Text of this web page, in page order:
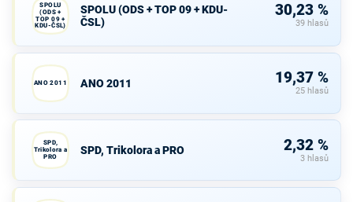
SPOLU
(ODS +
TOP 09 +
KDU-ČSL)
SPOLU (ODS + TOP 09 + KDU-
ČSL)
30,23 %
39 hlasů
ANO 2011 ANO 2011 19,37 %
25 hlasů
SPD,
Trikolora a
PRO
SPD, Trikolora a PRO 2,32 %
3 hlasů